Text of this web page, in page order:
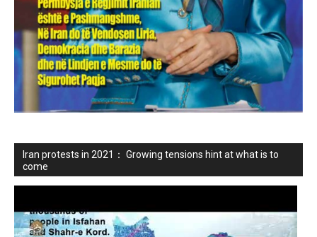
Iran protests in 2021： Growing tensions hint at what is to
come